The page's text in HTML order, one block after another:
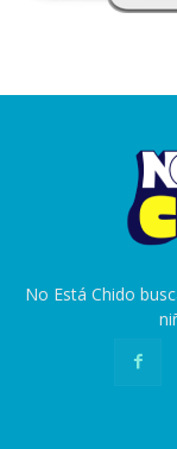
No Está Chido